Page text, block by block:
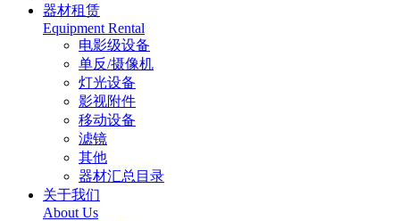
器材租赁
Equipment Rental
电影级设备
单反/摄像机
灯光设备
影视附件
移动设备
滤镜
其他
器材汇总目录
关于我们
About Us